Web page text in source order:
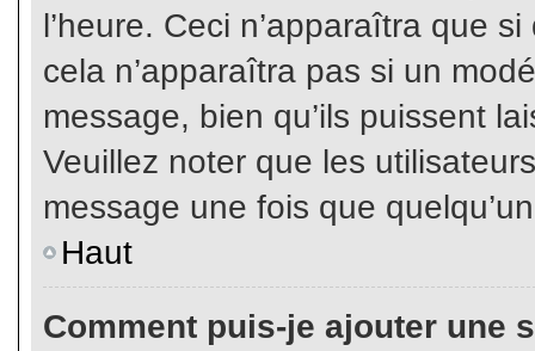
l’heure. Ceci n’apparaîtra que
cela n’apparaîtra pas si un
message, bien qu’ils puissent
Veuillez noter que les
message une fois que
Haut
Comment puis-je ajouter une